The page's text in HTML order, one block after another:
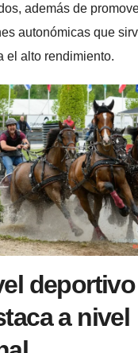
además de
autonómicas que
el alto rendimiento.
a nivel